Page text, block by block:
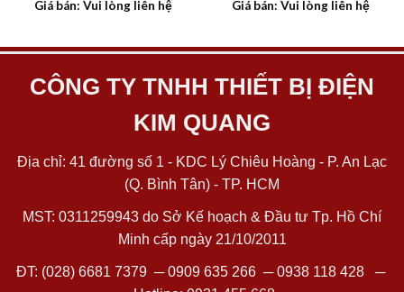
Giá bán: Vui lòng liên hệ Giá bán: Vui lòng liên hệ
CÔNG TY TNHH THIẾT BỊ ĐIỆN
KIM QUANG
Địa chỉ: 41 đường số 1 - KDC Lý Chiêu Hoàng - P. An Lạc
(Q. Bình Tân) - TP. HCM
MST: 0311259943 do Sở Kế hoạch & Đầu tư Tp. Hồ Chí
Minh cấp ngày 21/10/2011
ĐT: (028) 6681 7379 ─0909 635 266─0938 118 428─